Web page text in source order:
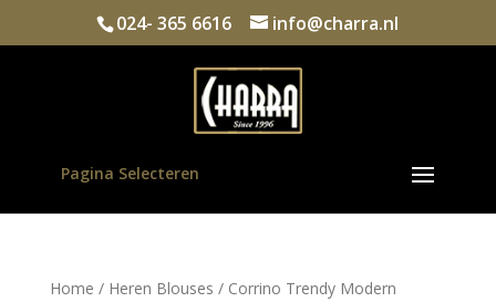
024- 365 6616 info@charra.nl
Pagina Selecteren
Home / Heren Blouses / Corrino Trendy Modern